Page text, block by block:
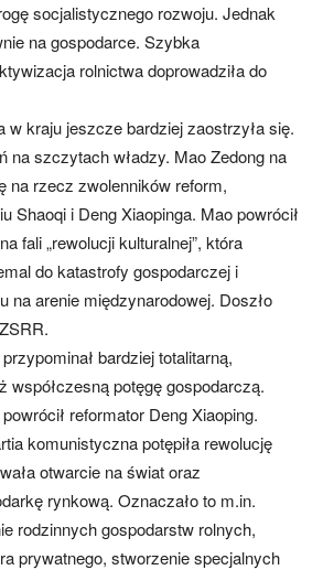
socjalistycznego rozwoju. Jednak
na gospodarce. Szybka
rolnictwa doprowadziła do
w kraju jeszcze bardziej zaostrzyła się.
na szczytach władzy. Mao Zedong na
na rzecz zwolenników reform,
Shaoqi i Deng Xiaopinga. Mao powrócił
fali „rewolucji kulturalnej”, która
do katastrofy gospodarczej i
na arenie międzynarodowej. Doszło
bardziej totalitarną,
współczesną potęgę gospodarczą.
reformator Deng Xiaoping.
komunistyczna potępiła rewolucję
otwarcie na świat oraz
rynkową. Oznaczało to m.in.
rodzinnych gospodarstw rolnych,
prywatnego, stworzenie specjalnych